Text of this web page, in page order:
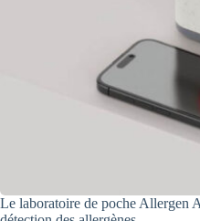
Le laboratoire de poche Allergen